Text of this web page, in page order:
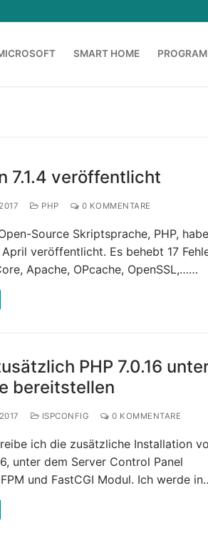
SMART HOME
7.1.4 veröffentlicht
PHP 0 KOMMENTARE
Source Skriptsprache, PHP,
April veröffentlicht. Es behebt 17
Apache, OPcache, OpenSSL,……
PHP 7.0.16
bereitstellen
ISPCONFIG 0 KOMMENTARE
ich die zusätzliche Installation
unter dem Server Control Panel
und FastCGI Modul. Ich werde